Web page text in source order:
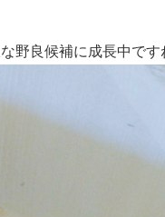
良候補に成長中です